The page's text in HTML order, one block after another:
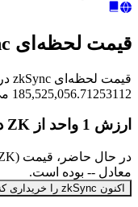
قیمت لحظه‌ای zkSync امروز در USD
185,525,056.71253112 می‌باشد. نرخ تبدیل ZK/USD (ZK به USD) به‌صورت آنی به‌روزرسانی می‌شود.
ارزش 1 واحد از ZK در چقدر است؟
معادل -- بوده است.
اکنون zkSync را خریداری کنید